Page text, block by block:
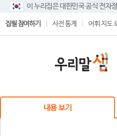
이 누리집은 대한민국 공식 전자
집필 참여하기 사전 통계 어휘 지도
내용 보기